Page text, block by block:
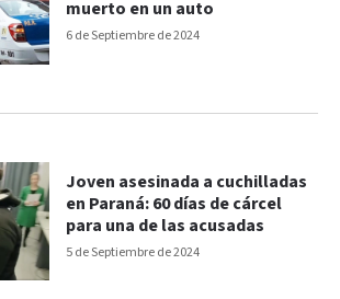
6 de Septiembre de 2024
muerto en un auto
5 de Septiembre de 2024
Joven asesinada a cuchilladas
en Paraná: 60 días de cárcel
para una de las acusadas